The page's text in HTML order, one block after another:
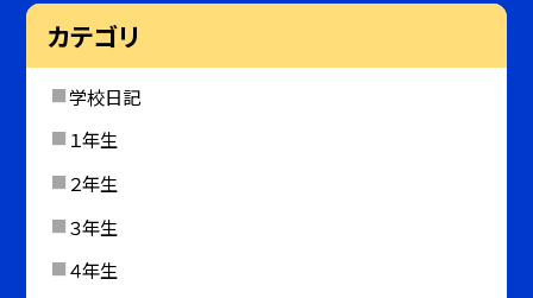
カテゴリ
学校日記
１年生
２年生
３年生
４年生